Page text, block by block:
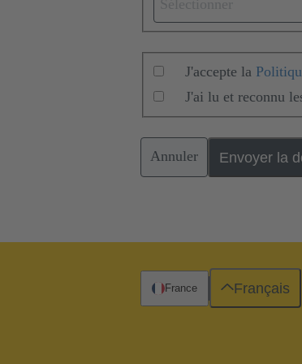
J'accepte la
J'ai lu et reconnu
Annuler Envoyer la
France Français